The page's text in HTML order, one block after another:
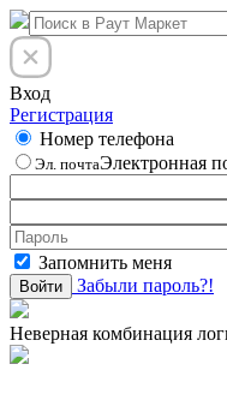
Вход
Регистрация
Номер телефона
Эл. почтаЭлектронная
Запомнить меня
Войти Забыли пароль?!
Неверная комбинация